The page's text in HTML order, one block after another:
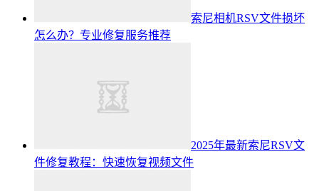
索尼相机RSV文件损坏
怎么办？专业修复服务推荐
2025年最新索尼RSV文
件修复教程：快速恢复视频文件